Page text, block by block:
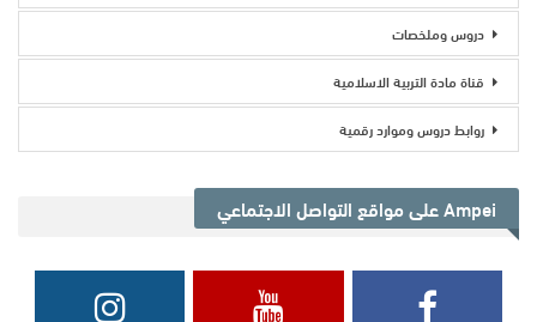
دروس وملخصات
قناة مادة التربية الاسلامية
روابط دروس وموارد رقمية
Ampei على مواقع التواصل الاجتماعي